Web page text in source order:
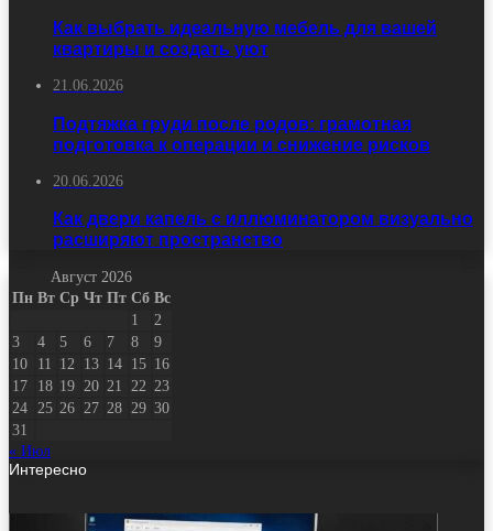
Как выбрать идеальную мебель для вашей
квартиры и создать уют
21.06.2026
Подтяжка груди после родов: грамотная
подготовка к операции и снижение рисков
20.06.2026
Как двери капель с иллюминатором визуально
расширяют пространство
Август 2026
Пн Вт Ср Чт Пт Сб Вс
1
2
3
4 5 6 7 8
9
10
11 12 13 14 15 16
17
18 19 20 21 22 23
24
25 26 27 28 29 30
31
« Июл
Интересно